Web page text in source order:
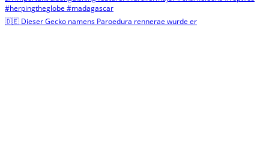
🇩🇪 Dieser Gecko namens Paroedura rennerae wurde er